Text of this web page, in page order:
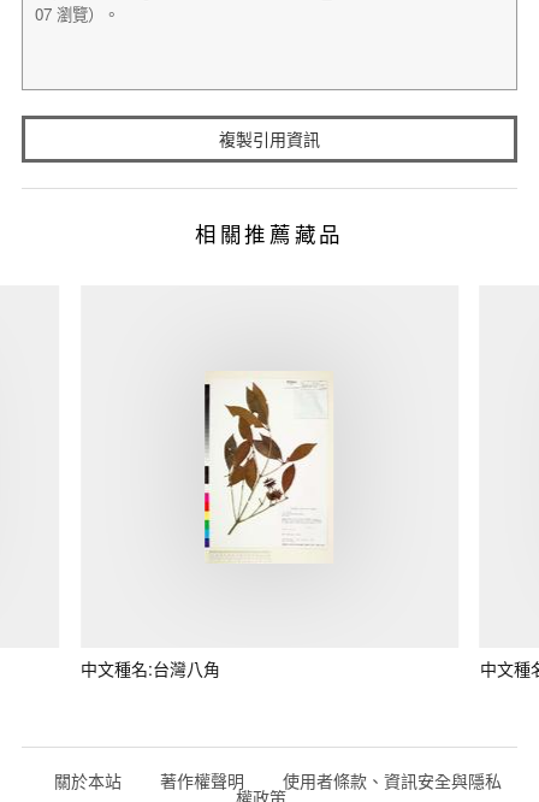
複製引用資訊
相關推薦藏品
中文種名:台灣八角 中文種
關於本站 著作權聲明 使用者條款、資訊安全與隱私